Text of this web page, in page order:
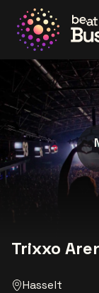
Ga naar de
Trixxo
Hasselt